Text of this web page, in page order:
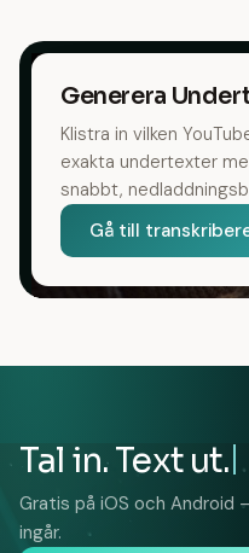
Generera
Klistra in vilken
exakta undertexter
snabbt,
Gå till
Tal in. Text ut.
Gratis på iOS och
ingår.